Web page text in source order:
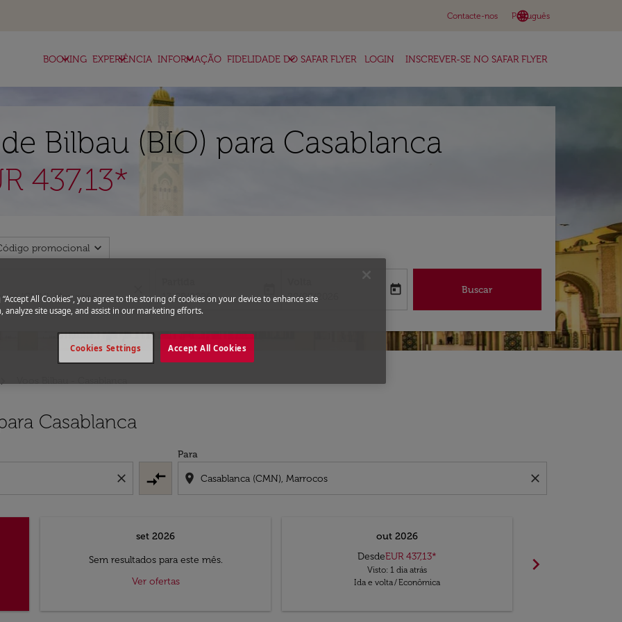
Contacte-nos language
Português
keyboard_arrow_down
BOOKING
keyboard_arrow_down EXPERIÊNCIA
keyboard_arrow_down INFORMAÇÃO
keyboard_arrow_down FIDELIDADE DO SAFAR FLYER
keyboard_arrow_down LOGIN INSCREVER-SE NO SAFAR FLYER
Bilbau (BIO) para Casablanca
437,13*
promocional expand_more
fc-booking-departure-date-aria-label
13/08/2026
fc-booking-return-date-aria-label
20/08/2026
today Buscar
Casablanca
close compare_arrows
Para
location_on close
set 2026
Sem resultados para este mês.
Ver ofertas
out 2026
DesdeEUR 437,13*
Visto: 1 dia atrás
Ida e volta/Econômica
chevron_right
“Accept All Cookies”, you agree to the storing of cookies on your device to enhance site
analyze site usage, and assist in our marketing efforts.
Accept All Cookies
Cookies Settings